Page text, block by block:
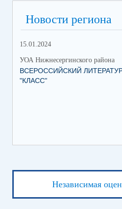
Новости региона
15.01.2024
УОА Нижнесергинского района
ВСЕРОССИЙСКИЙ
"КЛАСС"
Независимая